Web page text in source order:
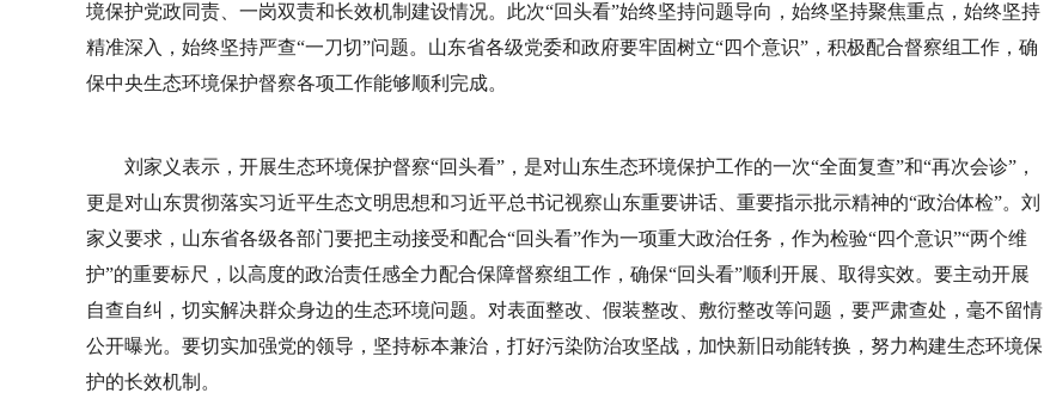
境保护党政同责、一岗双责和长效机制建设情况。此次“回头看”始终坚持问题导向，始终坚持聚焦重点，始终坚持
精准深入，始终坚持严查“一刀切”问题。山东省各级党委和政府要牢固树立“四个意识”，积极配合督察组工作，确
保中央生态环境保护督察各项工作能够顺利完成。
刘家义表示，开展生态环境保护督察“回头看”，是对山东生态环境保护工作的一次“全面复查”和“再次会诊”，
更是对山东贯彻落实习近平生态文明思想和习近平总书记视察山东重要讲话、重要指示批示精神的“政治体检”。刘
家义要求，山东省各级各部门要把主动接受和配合“回头看”作为一项重大政治任务，作为检验“四个意识”“两个维
护”的重要标尺，以高度的政治责任感全力配合保障督察组工作，确保“回头看”顺利开展、取得实效。要主动开展
自查自纠，切实解决群众身边的生态环境问题。对表面整改、假装整改、敷衍整改等问题，要严肃查处，毫不留情
公开曝光。要切实加强党的领导，坚持标本兼治，打好污染防治攻坚战，加快新旧动能转换，努力构建生态环境保
护的长效机制。